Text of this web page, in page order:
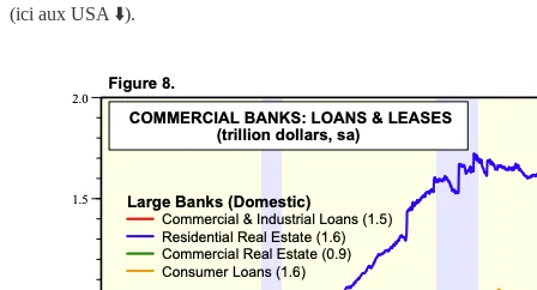
(ici aux USA ⬇️).